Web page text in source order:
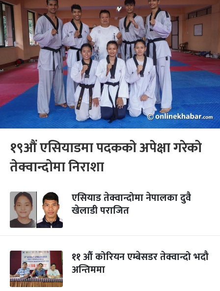
१९औं एसियाडमा पदकको अपेक्षा गरेको
तेक्वान्दोमा निराशा
एसियाड तेक्वान्दोमा नेपालका दुवै
खेलाडी पराजित
११ औं कोरियन एम्बेसडर तेक्वान्दो भदौ
अन्तिममा